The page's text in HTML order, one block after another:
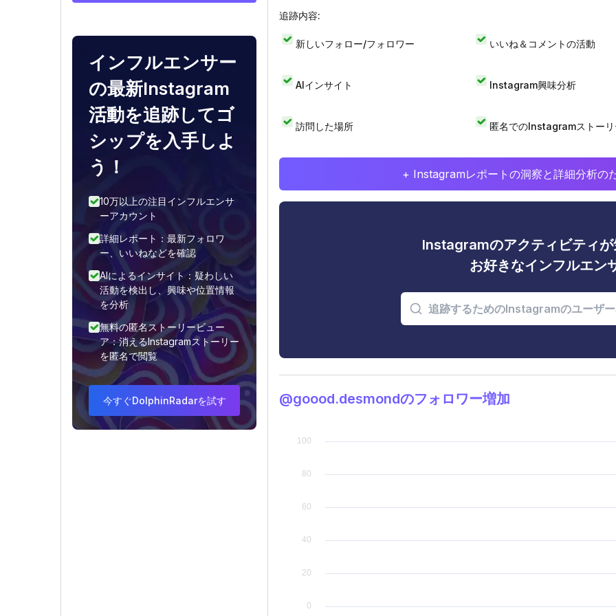
インフルエンサー
の最新Instagram
活動を追跡してゴ
シップを入手しよ
う！
10万以上の注目インフルエンサ
ーアカウント
詳細レポート：最新フォロワ
ー、いいねなどを確認
AIによるインサイト：疑わしい
活動を検出し、興味や位置情報
を分析
無料の匿名ストーリービュー
ア：消えるInstagramストーリー
を匿名で閲覧
今すぐDolphinRadarを試す
追跡内容:
新しいフォロー/フォロワー いいね＆コメントの活動
AIインサイト Instagram興味分析
訪問した場所 匿名でのInstagramストーリ
+ Instagramレポートの洞察と詳細分析の
Instagramのアクティビティ
お好きなインフルエン
@goood.desmondのフォロワー増加